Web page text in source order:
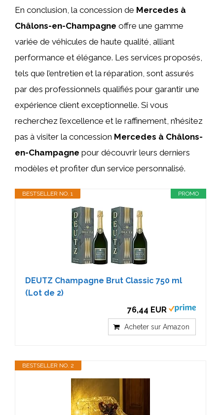
En conclusion, la concession de Mercedes à
Châlons-en-Champagne offre une gamme
variée de véhicules de haute qualité, alliant
performance et élégance. Les services proposés,
tels que l’entretien et la réparation, sont assurés
par des professionnels qualifiés pour garantir une
expérience client exceptionnelle. Si vous
recherchez l’excellence et le raffinement, n’hésitez
pas à visiter la concession Mercedes à Châlons-
en-Champagne pour découvrir leurs derniers
modèles et profiter d’un service personnalisé.
PROMO
BESTSELLER NO. 1
DEUTZ Champagne Brut Classic 750 ml
(Lot de 2)
76,44 EUR
Acheter sur Amazon
BESTSELLER NO. 2